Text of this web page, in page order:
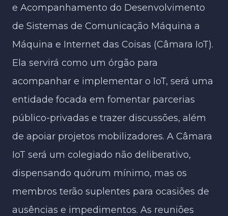
e Acompanhamento do Desenvolvimento
de Sistemas de Comunicação Máquina a
Máquina e Internet das Coisas (Câmara IoT).
Ela servirá como um órgão para
acompanhar e implementar o IoT, será uma
entidade focada em fomentar parcerias
público-privadas e trazer discussões, além
de apoiar projetos mobilizadores. A Câmara
IoT será um colegiado não deliberativo,
dispensando quórum mínimo, mas os
membros terão suplentes para ocasiões de
ausências e impedimentos. As reuniões